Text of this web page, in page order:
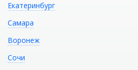
Акриловая ванна
G9055 K
Екатеринбург
Самара
Воронеж
Сочи